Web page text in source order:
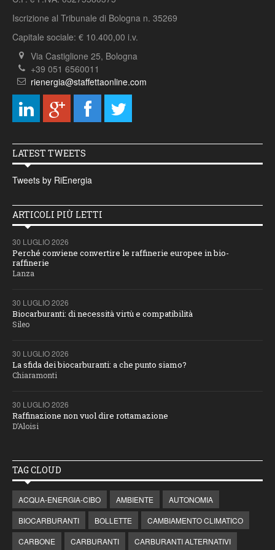
Iscrizione al Tribunale di Bologna n. 35269
Capitale sociale: € 10.400,00 i.v.
Via Castiglione 25, Bologna
+39 051 6560011
rienergia@staffettaonline.com
LATEST TWEETS
Tweets by RiEnergia
ARTICOLI PIÙ LETTI
30 LUGLIO 2026
Perché conviene convertire le raffinerie europee in bio-
raffinerie
Lanza
30 LUGLIO 2026
Biocarburanti: di necessità virtù e compatibilità
Sileo
30 LUGLIO 2026
La sfida dei biocarburanti: a che punto siamo?
Chiaramonti
30 LUGLIO 2026
Raffinazione non vuol dire rottamazione
D’Aloisi
TAG CLOUD
ACQUA-ENERGIA-CIBO AMBIENTE
AUTONOMIA
BIOCARBURANTI
BOLLETTE
CAMBIAMENTO CLIMATICO
CARBONE
CARBURANTI CARBURANTI ALTERNATIVI